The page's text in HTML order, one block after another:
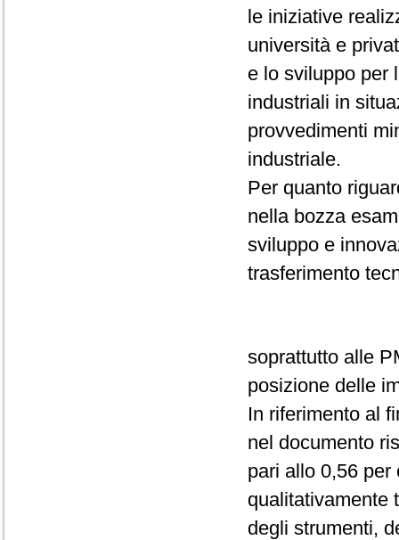
le iniziative
università e
e lo sviluppo per
industriali in
provvedimenti
industriale.
Per quanto
nella bozza
sviluppo e
trasferimento
soprattutto alle
posizione delle
In riferimento al
nel documento
pari allo 0,56
qualitativamente
degli strumenti,